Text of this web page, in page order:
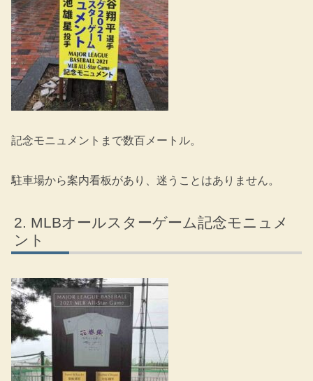
記念モニュメントまで数百メートル。
駐車場から案内看板があり、迷うことはありません。
MLBオールスターゲーム記念モニュメ
ント